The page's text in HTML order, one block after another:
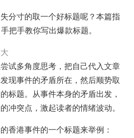
分寸的取一个好标题呢？本篇指
把手教你写出爆款标题。
试多角度思考，把自己代入文章
现事件的矛盾所在，然后顺势取
标题。从事件本身的矛盾出发，
冲突点，激起读者的情绪波动。
香港事件的一个标题来举例：